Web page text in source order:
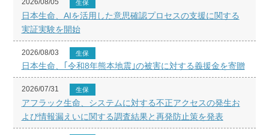
生保
日本生命、AIを活用した意思確認プロセスの支援に関する
実証実験を開始
2026/08/03 生保
日本生命、｢令和8年熊本地震｣の被害に対する義援金を寄贈
2026/07/31 生保
アフラック生命、システムに対する不正アクセスの発生お
よび情報漏えいに関する調査結果と再発防止策を発表